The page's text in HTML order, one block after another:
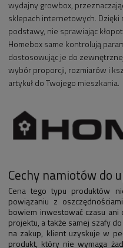
wydajny growbox,
sklepach internetowych. Dzięki
podstawy, nie sprawiając
Homebox same kontrolują
dostosowując je do
wybór proporcji, rozmiarów i
artykuł do Twojego mieszkania.
Cechy namiotów do
Cena tego typu produktów
powiązaniu z
bowiem inwestować czasu
projektu, a także samej szafy
na zakup, klient uzyskuje w
produkt, który nie wymaga